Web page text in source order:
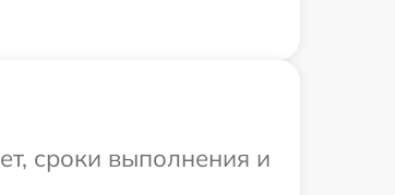
сроки выполнения и